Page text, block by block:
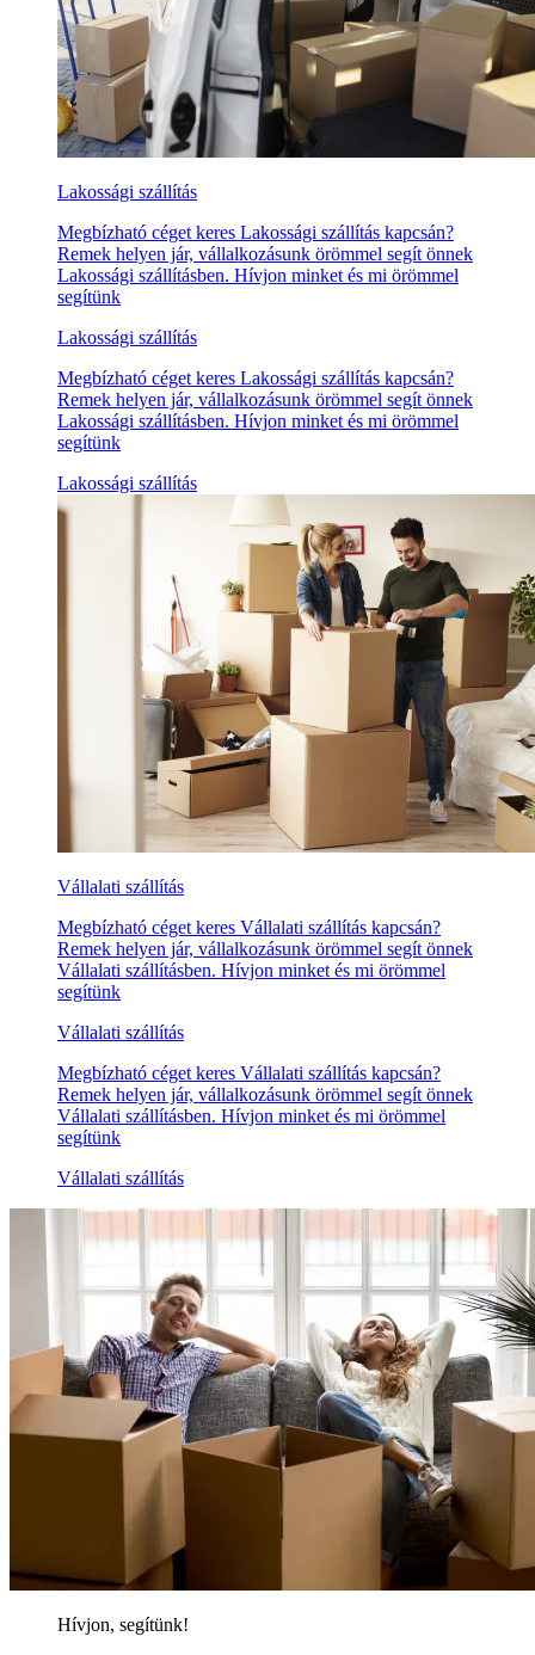
Lakossági szállítás
Megbízható céget keres Lakossági szállítás kapcsán?
Remek helyen jár, vállalkozásunk örömmel segít önnek
Lakossági szállításben. Hívjon minket és mi örömmel
segítünk
Lakossági szállítás
Megbízható céget keres Lakossági szállítás kapcsán?
Remek helyen jár, vállalkozásunk örömmel segít önnek
Lakossági szállításben. Hívjon minket és mi örömmel
segítünk
Lakossági szállítás
Vállalati szállítás
Megbízható céget keres Vállalati szállítás kapcsán?
Remek helyen jár, vállalkozásunk örömmel segít önnek
Vállalati szállításben. Hívjon minket és mi örömmel
segítünk
Vállalati szállítás
Megbízható céget keres Vállalati szállítás kapcsán?
Remek helyen jár, vállalkozásunk örömmel segít önnek
Vállalati szállításben. Hívjon minket és mi örömmel
segítünk
Vállalati szállítás
Hívjon, segítünk!